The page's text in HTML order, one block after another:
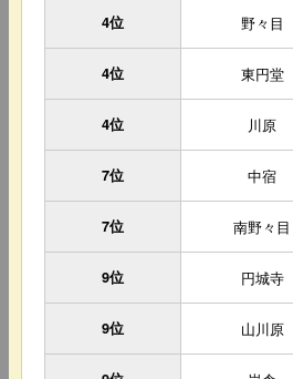
4位 野々目
4位 東円堂
4位 川原
7位 中宿
7位 南野々目
9位 円城寺
9位 山川原